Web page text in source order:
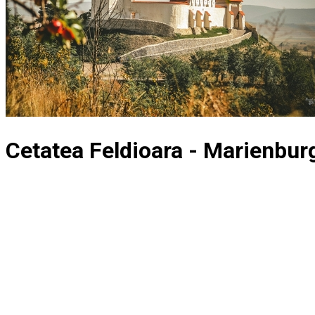
Cetatea Feldioara -